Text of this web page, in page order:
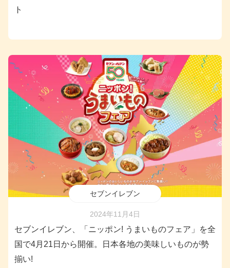
ト
セブンイレブン
2024年11月4日
セブンイレブン、「ニッポン! うまいものフェア」を全
国で4月21日から開催。日本各地の美味しいものが勢
揃い!